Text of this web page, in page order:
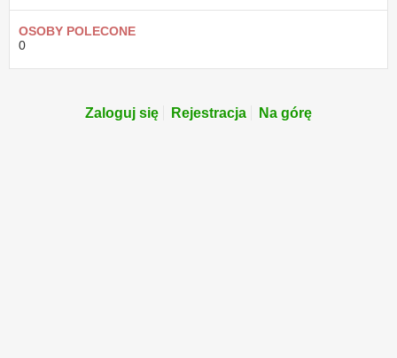
OSOBY POLECONE
0
Zaloguj się Rejestracja Na górę